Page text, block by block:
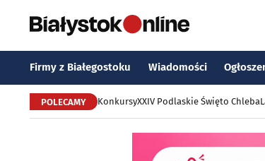
Firmy z Białegostoku Wiadomości
POLECAMY KonkursyXXIV Podlaskie Święto Chleba